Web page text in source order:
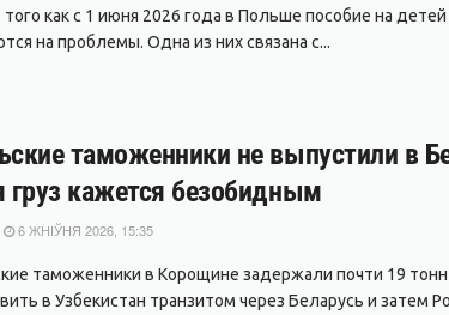
как с 1 июня 2026 года в Польше пособие на
на проблемы. Одна из них связана с...
таможенники не выпустили в
груз кажется безобидным
6 ЖНІЎНЯ 2026, 15:35
таможенники в Корощине задержали почти 19
в Узбекистан транзитом через Беларусь и затем